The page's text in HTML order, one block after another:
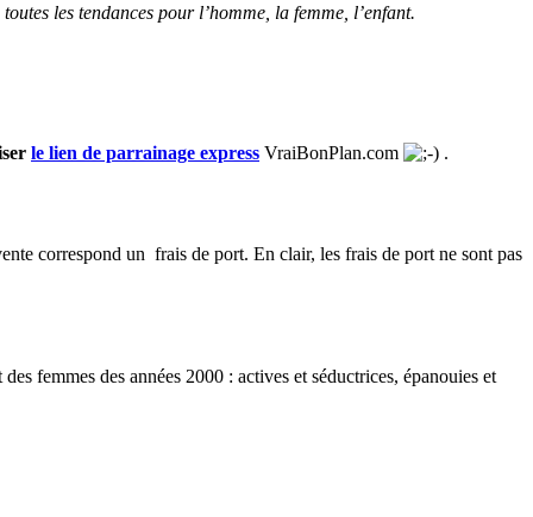
les tendances pour l’homme, la femme, l’enfant.
le lien de parrainage express VraiBonPlan.com .
correspond un frais de port. En clair, les frais de port ne sont pas
femmes des années 2000 : actives et séductrices, épanouies et